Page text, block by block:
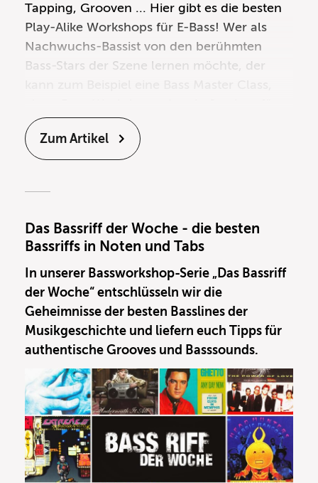
Tapping, Grooven ... Hier gibt es die besten
Play-Alike Workshops für E-Bass! Wer als
Nachwuchs-Bassist von den berühmten
Bass-Stars der Szene lernen möchte, der
Bassisten in einem Musikgeschäft besuchen.
Doch nicht immer sind die angesagten
Basser auch gerade auf Clinic-Tour in
Tricksunter das tieftönende Volk zu bringen.
Zum Artikel
Das Bassriff der Woche - die besten
Bassriffs in Noten und Tabs
In unserer Bassworkshop-Serie „Das Bassriff
der Woche“ entschlüsseln wir die
Geheimnisse der besten Basslines der
Musikgeschichte und liefern euch Tipps für
authentische Grooves und Basssounds.